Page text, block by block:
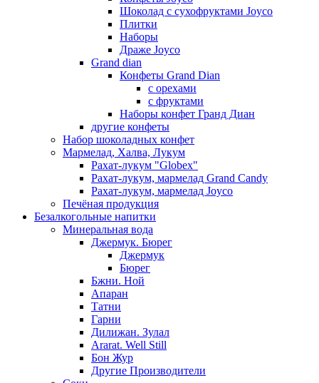
Шоколад с сухофруктами Joyco
Плитки
Наборы
Драже Joyco
Grand dian
Конфеты Grand Dian
с орехами
с фруктами
Наборы конфет Гранд Диан
другие конфеты
Набор шоколадных конфет
Мармелад, Халва, Лукум
Рахат-лукум "Globex"
Рахат-лукум, мармелад Grand Candy
Рахат-лукум, мармелад Joyco
Печёная продукция
Безалкогольные напитки
Минеральная вода
Джермук. Бюрег
Джермук
Бюрег
Бжни. Ной
Апаран
Татни
Гарни
Дилижан. Зулал
Ararat. Well Still
Бон Жур
Другие Производители